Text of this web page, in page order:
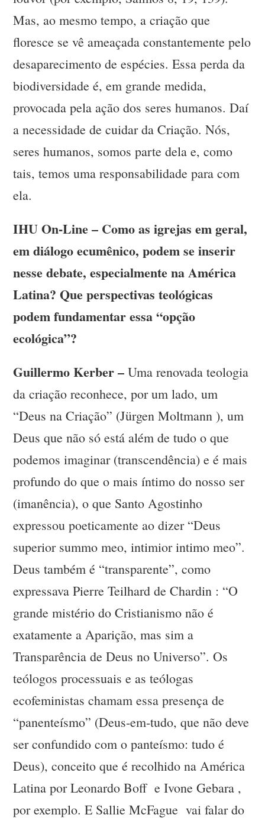
Mas, ao mesmo tempo, a criação que
floresce se vê ameaçada constantemente pelo
desaparecimento de espécies. Essa perda da
biodiversidade é, em grande medida,
provocada pela ação dos seres humanos. Daí
a necessidade de cuidar da Criação. Nós,
seres humanos, somos parte dela e, como
tais, temos uma responsabilidade para com
ela.
IHU On-Line – Como as igrejas em geral,
em diálogo ecumênico, podem se inserir
nesse debate, especialmente na América
Latina? Que perspectivas teológicas
podem fundamentar essa “opção
ecológica”?
Guillermo Kerber – Uma renovada teologia
da criação reconhece, por um lado, um
“Deus na Criação” (Jürgen Moltmann ), um
Deus que não só está além de tudo o que
podemos imaginar (transcendência) e é mais
profundo do que o mais íntimo do nosso ser
(imanência), o que Santo Agostinho
expressou poeticamente ao dizer “Deus
superior summo meo, intimior intimo meo”.
Deus também é “transparente”, como
expressava Pierre Teilhard de Chardin : “O
grande mistério do Cristianismo não é
exatamente a Aparição, mas sim a
Transparência de Deus no Universo”. Os
teólogos processuais e as teólogas
ecofeministas chamam essa presença de
“panenteísmo” (Deus-em-tudo, que não deve
ser confundido com o panteísmo: tudo é
Deus), conceito que é recolhido na América
Latina por Leonardo Boff e Ivone Gebara ,
por exemplo. E Sallie McFague vai falar do